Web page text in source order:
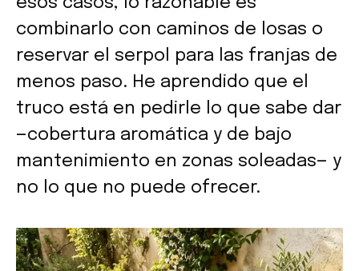
combinarlo con caminos de losas o
reservar el serpol para las franjas de
menos paso. He aprendido que el
truco está en pedirle lo que sabe dar
—cobertura aromática y de bajo
mantenimiento en zonas soleadas— y
no lo que no puede ofrecer.